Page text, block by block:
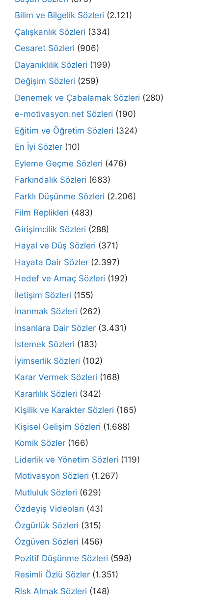
Bilim ve Bilgelik Sözleri (2.121)
Çalışkanlık Sözleri (334)
Cesaret Sözleri (906)
Dayanıklılık Sözleri (199)
Değişim Sözleri (259)
Denemek ve Çabalamak Sözleri (280)
e-motivasyon.net Sözleri (190)
Eğitim ve Öğretim Sözleri (324)
En İyi Sözler (10)
Eyleme Geçme Sözleri (476)
Farkındalık Sözleri (683)
Farklı Düşünme Sözleri (2.206)
Film Replikleri (483)
Girişimcilik Sözleri (288)
Hayal ve Düş Sözleri (371)
Hayata Dair Sözler (2.397)
Hedef ve Amaç Sözleri (192)
İletişim Sözleri (155)
İnanmak Sözleri (262)
İnsanlara Dair Sözler (3.431)
İstemek Sözleri (183)
İyimserlik Sözleri (102)
Karar Vermek Sözleri (168)
Kararlılık Sözleri (342)
Kişilik ve Karakter Sözleri (165)
Kişisel Gelişim Sözleri (1.688)
Komik Sözler (166)
Liderlik ve Yönetim Sözleri (119)
Motivasyon Sözleri (1.267)
Mutluluk Sözleri (629)
Özdeyiş Videoları (43)
Özgürlük Sözleri (315)
Özgüven Sözleri (456)
Pozitif Düşünme Sözleri (598)
Resimli Özlü Sözler (1.351)
Risk Almak Sözleri (148)